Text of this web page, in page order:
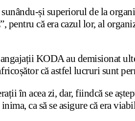
și superiorul de la
pentru că era cazul lor, al
KODA au demisionat
că astfel lucruri sunt
în acea zi, dar, fiindcă se
ca să se asigure că era